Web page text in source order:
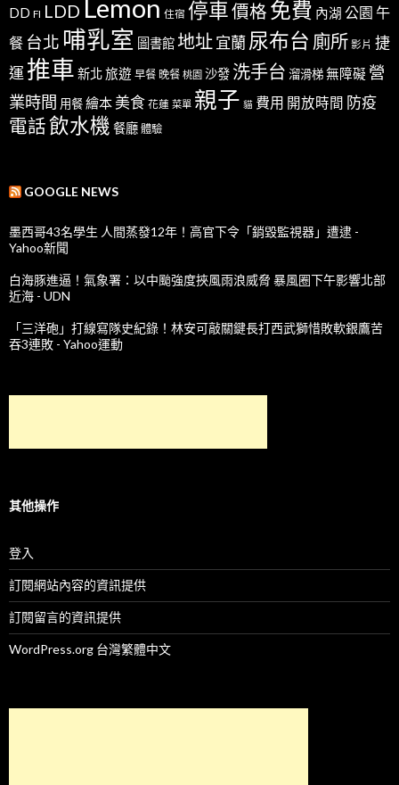
DD FI LDD Lemon 住宿 停車價格 免費 內湖 公園 午
餐 台北 哺乳室 圖書館地址宜蘭尿布台 廁所 影片 捷
運推車 新北旅遊 早餐 晚餐 桃園 沙發 洗手台 溜滑梯無障礙 營
業時間 用餐繪本 美食 花蓮 菜單 親子 貓 費用 開放時間 防疫
電話飲水機 餐廳 體驗
GOOGLE NEWS
墨西哥43名學生 人間蒸發12年！高官下令「銷毀監視器」遭逮 -
Yahoo新聞
白海豚進逼！氣象署：以中颱強度挾風雨浪威脅 暴風圈下午影響北部
近海 - UDN
「三洋砲」打線寫隊史紀錄！林安可敲關鍵長打西武獅惜敗軟銀鷹苦
吞3連敗 - Yahoo運動
其他操作
登入
訂閱網站內容的資訊提供
訂閱留言的資訊提供
WordPress.org 台灣繁體中文